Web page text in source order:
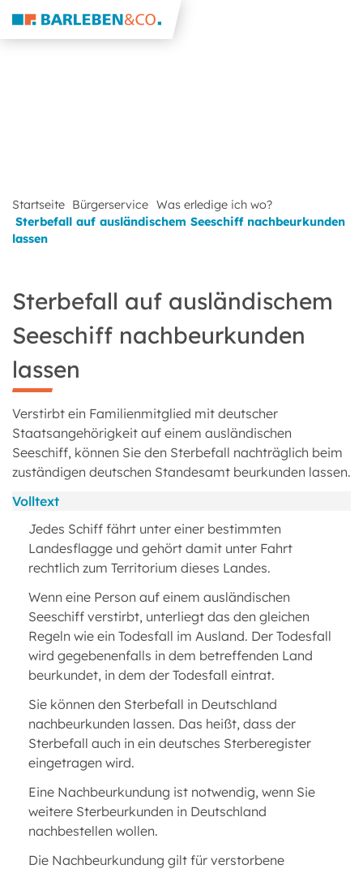
Startseite Bürgerservice Was erledige ich wo?
Sterbefall auf ausländischem Seeschiff nachbeurkunden
lassen
Sterbefall auf ausländischem
Seeschiff nachbeurkunden
lassen
Verstirbt ein Familienmitglied mit deutscher
Staatsangehörigkeit auf einem ausländischen
Seeschiff, können Sie den Sterbefall nachträglich beim
zuständigen deutschen Standesamt beurkunden lassen.
Volltext
Jedes Schiff fährt unter einer bestimmten
Landesflagge und gehört damit unter Fahrt
rechtlich zum Territorium dieses Landes.
Wenn eine Person auf einem ausländischen
Seeschiff verstirbt, unterliegt das den gleichen
Regeln wie ein Todesfall im Ausland. Der Todesfall
wird gegebenenfalls in dem betreffenden Land
beurkundet, in dem der Todesfall eintrat.
Sie können den Sterbefall in Deutschland
nachbeurkunden lassen. Das heißt, dass der
Sterbefall auch in ein deutsches Sterberegister
eingetragen wird.
Eine Nachbeurkundung ist notwendig, wenn Sie
weitere Sterbeurkunden in Deutschland
nachbestellen wollen.
Die Nachbeurkundung gilt für verstorbene